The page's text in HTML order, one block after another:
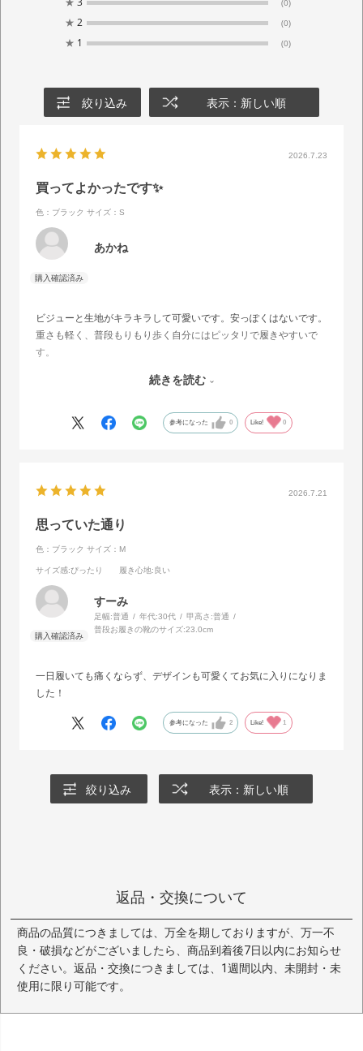
(0)
★ 2 (0)
★ 1 (0)
絞り込み 表示：新しい順
2026.7.23
買ってよかったです✨
色：ブラック サイズ：S
あかね
ビジューと生地がキラキラして可愛いです。安っぽくはないです。
重さも軽く、普段もりもり歩く自分にはピッタリで履きやすいで
す。
私は22センチなのでどうかなと不安でしたがちょうどよくて、買
続きを読む
参考になった 0 Like! 0
2026.7.21
思っていた通り
色：ブラック サイズ：M
サイズ感:ぴったり 履き心地:良い
すーみ
足幅:普通 年代:30代 甲高さ:普通
普段お履きの靴のサイズ:23.0cm
一日履いても痛くならず、デザインも可愛くてお気に入りになりま
した！
参考になった 2 Like! 1
絞り込み 表示：新しい順
返品・交換について
商品の品質につきましては、万全を期しておりますが、万一不
良・破損などがございましたら、商品到着後7日以内にお知らせ
ください。返品・交換につきましては、1週間以内、未開封・未
使用に限り可能です。